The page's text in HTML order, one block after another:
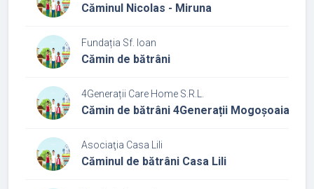
Căminul Nicolas - Miruna
Fundația Sf. Ioan
Cămin de bătrâni
4Generații Care Home S.R.L.
Cămin de bătrâni 4Generații Mogoșoaia
Asociaţia Casa Lili
Căminul de bătrâni Casa Lili